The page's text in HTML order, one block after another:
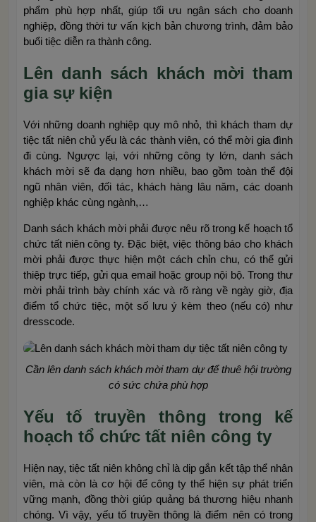
phẩm phù hợp nhất, giúp tối ưu ngân sách cho doanh
nghiệp, đồng thời tư vấn kịch bản chương trình, đảm bảo
buổi tiệc diễn ra thành công.
Lên danh sách khách mời tham
gia sự kiện
Với những doanh nghiệp quy mô nhỏ, thì khách tham dự
tiệc tất niên chủ yếu là các thành viên, có thể mời gia đình
đi cùng. Ngược lại, với những công ty lớn, danh sách
khách mời sẽ đa dạng hơn nhiều, bao gồm toàn thể đội
ngũ nhân viên, đối tác, khách hàng lâu năm, các doanh
nghiệp khác cùng ngành,…
Danh sách khách mời phải được nêu rõ trong kế hoạch tổ
chức tất niên công ty. Đặc biệt, việc thông báo cho khách
mời phải được thực hiện một cách chỉn chu, có thể gửi
thiệp trực tiếp, gửi qua email hoặc group nội bộ. Trong thư
mời phải trình bày chính xác và rõ ràng về ngày giờ, địa
điểm tổ chức tiệc, một số lưu ý kèm theo (nếu có) như
dresscode.
Cần lên danh sách khách mời tham dự để thuê hội trường
có sức chứa phù hợp
Yếu tố truyền thông trong kế
hoạch tổ chức tất niên công ty
Hiện nay, tiệc tất niên không chỉ là dịp gắn kết tập thể nhân
viên, mà còn là cơ hội để công ty thể hiện sự phát triển
vững mạnh, đồng thời giúp quảng bá thương hiệu nhanh
chóng. Vì vậy, yếu tố truyền thông là điểm nên có trong